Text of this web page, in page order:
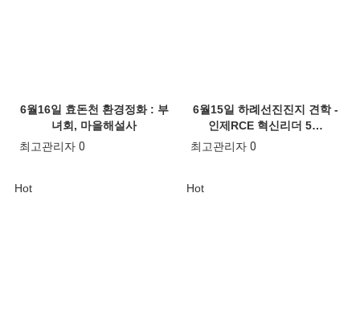
6월16일 효돈천 환경정화 : 부
녀회, 마을해설사
최고관리자 0
6월15일 하례선진진지 견학 -
인제RCE 혁신리더 5…
최고관리자 0
Hot Hot